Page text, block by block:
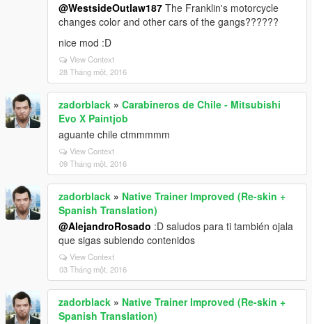
@WestsideOutlaw187 The Franklin's motorcycle
changes color and other cars of the gangs??????
nice mod :D
View Context
28 Tháng một, 2016
zadorblack » Carabineros de Chile - Mitsubishi
Evo X Paintjob
aguante chile ctmmmmm
View Context
09 Tháng một, 2016
zadorblack » Native Trainer Improved (Re-skin +
Spanish Translation)
@AlejandroRosado :D saludos para ti también ojala
que sigas subiendo contenidos
View Context
03 Tháng một, 2016
zadorblack » Native Trainer Improved (Re-skin +
Spanish Translation)